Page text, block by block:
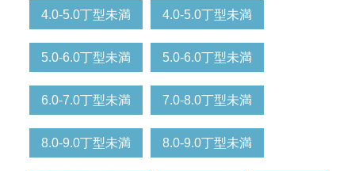
4.0-5.0丁型未満 4.0-5.0丁型未満
5.0-6.0丁型未満 5.0-6.0丁型未満
6.0-7.0丁型未満 7.0-8.0丁型未満
8.0-9.0丁型未満 8.0-9.0丁型未満